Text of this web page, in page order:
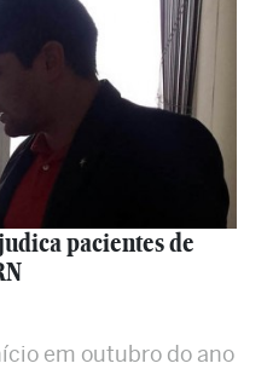
pacientes de
em outubro do ano